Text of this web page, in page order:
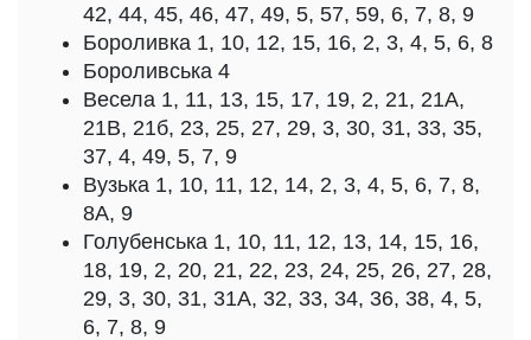
42, 44, 45, 46, 47, 49, 5, 57, 59, 6, 7, 8, 9
Бороливка 1, 10, 12, 15, 16, 2, 3, 4, 5, 6, 8
Бороливська 4
Весела 1, 11, 13, 15, 17, 19, 2, 21, 21А,
21В, 21б, 23, 25, 27, 29, 3, 30, 31, 33, 35,
37, 4, 49, 5, 7, 9
Вузька 1, 10, 11, 12, 14, 2, 3, 4, 5, 6, 7, 8,
8А, 9
Голубенська 1, 10, 11, 12, 13, 14, 15, 16,
18, 19, 2, 20, 21, 22, 23, 24, 25, 26, 27, 28,
29, 3, 30, 31, 31А, 32, 33, 34, 36, 38, 4, 5,
6, 7, 8, 9